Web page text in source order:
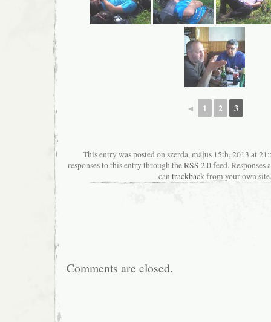
◄ 1 2 3
This entry was posted on szerda, május 15th, 2013 at
responses to this entry through theRSS 2.0feed. Responses
cantrackbackfrom your own site.
Comments are closed.